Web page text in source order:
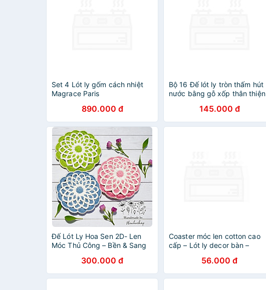
Set 4 Lót ly gốm cách nhiệt
Magrace Paris
890.000 đ
Bộ 16 Đế lót ly tròn thấm hút
nước bằng gỗ xốp thân thiện
logo) - Hàng chính hãng
145.000 đ
Đế Lót Ly Hoa Sen 2D- Len
Móc Thủ Công – Bền & Sang
300.000 đ
Coaster móc len cotton cao
cấp – Lót ly decor bàn –
56.000 đ